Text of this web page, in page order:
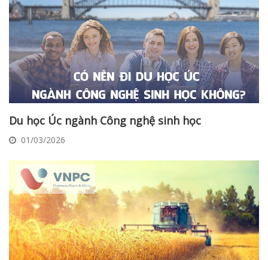
Du học Úc ngành Công nghệ sinh học
01/03/2026